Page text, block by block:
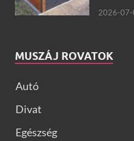
2026-07-
MUSZÁJ ROVATOK
Autó
Divat
Egészség